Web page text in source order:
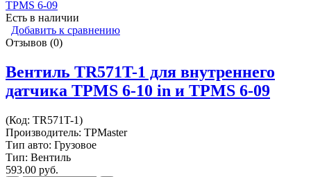
Есть в наличии
Добавить к сравнению
Отзывов (0)
Вентиль TR571T-1 для внутреннего
датчика TPMS 6-10 in и TPMS 6-09
(Код: TR571T-1)
Производитель: TPMaster
Тип авто: Грузовое
Тип: Вентиль
593.00 руб.